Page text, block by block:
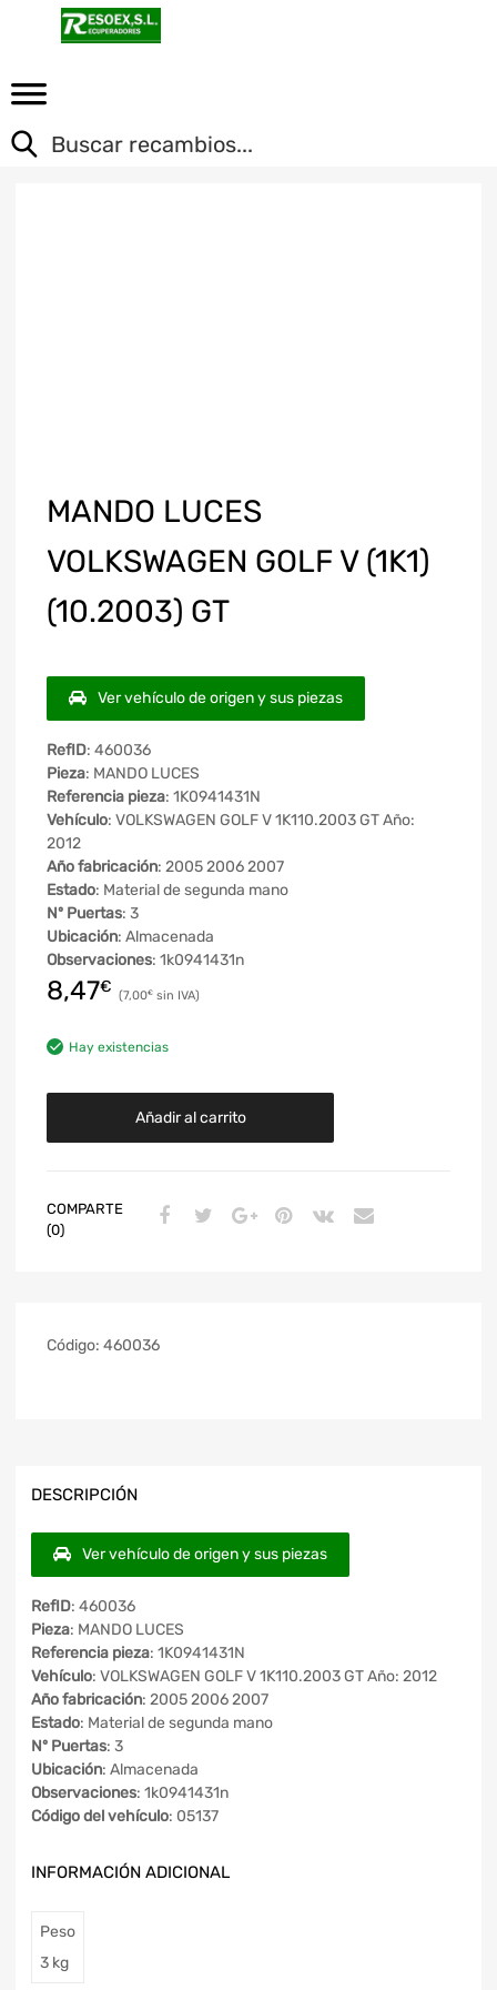
MANDO LUCES
VOLKSWAGEN GOLF V (1K1)
(10.2003) GT
Ver vehículo de origen y sus piezas
RefID: 460036
Pieza: MANDO LUCES
Referencia pieza: 1K0941431N
Vehículo: VOLKSWAGEN GOLF V 1K110.2003 GT Año:
2012
Año fabricación: 2005 2006 2007
Estado: Material de segunda mano
Nº Puertas: 3
Ubicación: Almacenada
Observaciones: 1k0941431n
8,47€ 7,00€
Hay existencias
Añadir al carrito
COMPARTE
(0)
Código: 460036
DESCRIPCIÓN
Ver vehículo de origen y sus piezas
RefID: 460036
Pieza: MANDO LUCES
Referencia pieza: 1K0941431N
Vehículo: VOLKSWAGEN GOLF V 1K110.2003 GT Año: 2012
Año fabricación: 2005 2006 2007
Estado: Material de segunda mano
Nº Puertas: 3
Ubicación: Almacenada
Observaciones: 1k0941431n
Código del vehículo: 05137
INFORMACIÓN ADICIONAL
Peso
3 kg